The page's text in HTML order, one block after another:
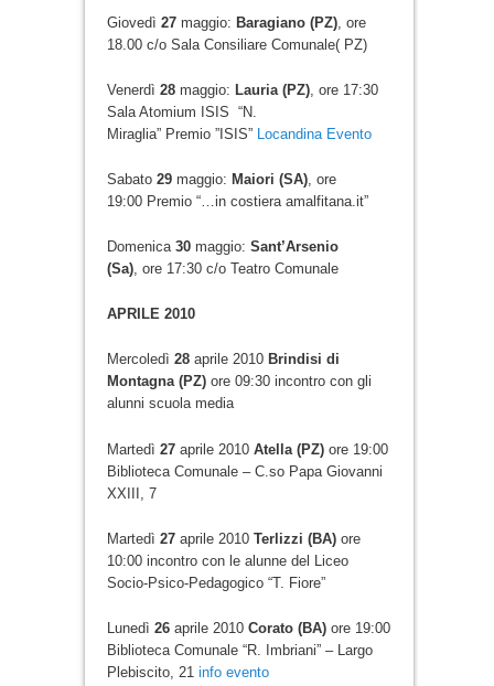
Giovedì 27maggio: Baragiano (PZ), ore
18.00 c/o Sala Consiliare Comunale( PZ)
Venerdì 28maggio: Lauria (PZ), ore 17:30
Sala Atomium ISIS “N.
Miraglia” Premio ”ISIS”
Locandina Evento
Sabato 29maggio: Maiori (SA), ore
19:00 Premio “…in costiera amalfitana.it”
Domenica 30maggio: Sant’Arsenio
(Sa), ore 17:30 c/o Teatro Comunale
APRILE 2010
Mercoledì 28aprile 2010 Brindisi di
Montagna (PZ)ore 09:30 incontro con gli
alunni scuola media
Martedì 27aprile 2010 Atella (PZ)ore 19:00
Biblioteca Comunale – C.so Papa Giovanni
XXIII, 7
Martedì 27aprile 2010 Terlizzi (BA)ore
10:00 incontro con le alunne del Liceo
Socio-Psico-Pedagogico “T. Fiore”
Lunedì 26aprile 2010 Corato (BA) ore 19:00
Biblioteca Comunale “R. Imbriani” – Largo
Plebiscito, 21 infoevento